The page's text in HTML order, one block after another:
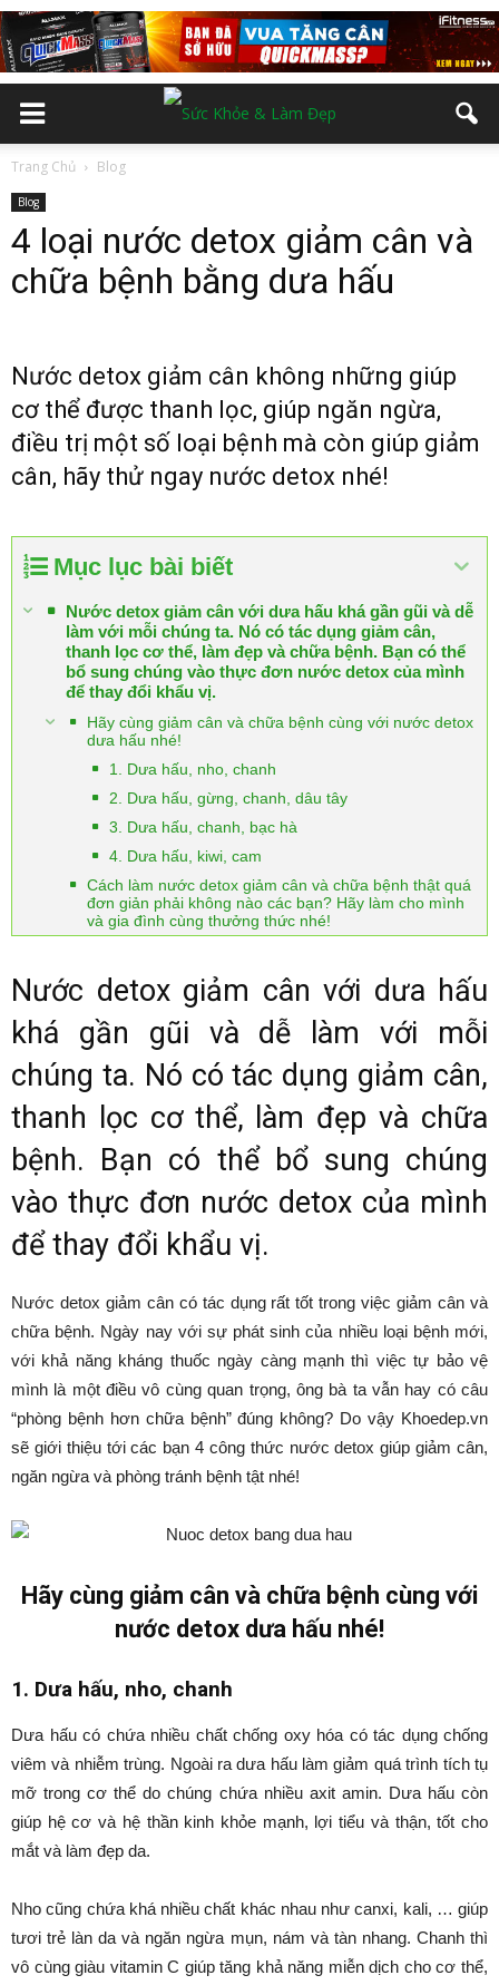
Trang Chủ Blog
Blog
4 loại nước detox giảm cân và
chữa bệnh bằng dưa hấu
Nước detox giảm cân không những giúp
cơ thể được thanh lọc, giúp ngăn ngừa,
điều trị một số loại bệnh mà còn giúp giảm
cân, hãy thử ngay nước detox nhé!
Mục lục bài biết
Nước detox giảm cân với dưa hấu khá gần gũi và dễ
làm với mỗi chúng ta. Nó có tác dụng giảm cân,
thanh lọc cơ thể, làm đẹp và chữa bệnh. Bạn có thể
bổ sung chúng vào thực đơn nước detox của mình
để thay đổi khẩu vị.
Hãy cùng giảm cân và chữa bệnh cùng với nước detox
dưa hấu nhé!
1. Dưa hấu, nho, chanh
2. Dưa hấu, gừng, chanh, dâu tây
3. Dưa hấu, chanh, bạc hà
4. Dưa hấu, kiwi, cam
Cách làm nước detox giảm cân và chữa bệnh thật quá
đơn giản phải không nào các bạn? Hãy làm cho mình
và gia đình cùng thưởng thức nhé!
Nước detox giảm cân với dưa hấu
khá gần gũi và dễ làm với mỗi
chúng ta. Nó có tác dụng giảm cân,
thanh lọc cơ thể, làm đẹp và chữa
bệnh. Bạn có thể bổ sung chúng
vào thực đơn nước detox của mình
để thay đổi khẩu vị.
Nước detox giảm cân có tác dụng rất tốt trong việc giảm cân và
chữa bệnh. Ngày nay với sự phát sinh của nhiều loại bệnh mới,
với khả năng kháng thuốc ngày càng mạnh thì việc tự bảo vệ
mình là một điều vô cùng quan trọng, ông bà ta vẫn hay có câu
“phòng bệnh hơn chữa bệnh” đúng không? Do vậy Khoedep.vn
sẽ giới thiệu tới các bạn 4 công thức nước detox giúp giảm cân,
ngăn ngừa và phòng tránh bệnh tật nhé!
Hãy cùng giảm cân và chữa bệnh cùng với
nước detox dưa hấu nhé!
1. Dưa hấu, nho, chanh
Dưa hấu có chứa nhiều chất chống oxy hóa có tác dụng chống
viêm và nhiễm trùng. Ngoài ra dưa hấu làm giảm quá trình tích tụ
mỡ trong cơ thể do chúng chứa nhiều axit amin. Dưa hấu còn
giúp hệ cơ và hệ thần kinh khỏe mạnh, lợi tiểu và thận, tốt cho
mắt và làm đẹp da.
Nho cũng chứa khá nhiều chất khác nhau như canxi, kali, … giúp
tươi trẻ làn da và ngăn ngừa mụn, nám và tàn nhang. Chanh thì
vô cùng giàu vitamin C giúp tăng khả năng miễn dịch cho cơ thể,